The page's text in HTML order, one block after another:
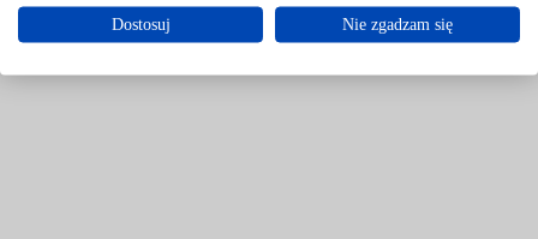
Dostosuj Nie zgadzam się